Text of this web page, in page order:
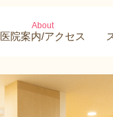
About
医院案内/アクセス